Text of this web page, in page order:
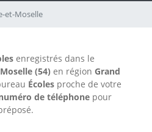
et-Moselle
enregistrés dans le
(54) en région Grand
Écoles proche de votre
de téléphone pour